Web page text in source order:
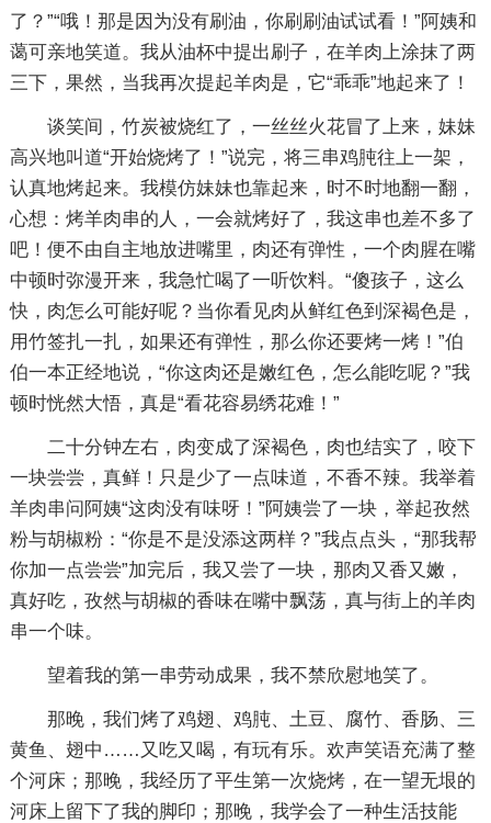
了？”“哦！那是因为没有刷油，你刷刷油试试看！”阿姨和
蔼可亲地笑道。我从油杯中提出刷子，在羊肉上涂抹了两
三下，果然，当我再次提起羊肉是，它“乖乖”地起来了！
谈笑间，竹炭被烧红了，一丝丝火花冒了上来，妹妹
高兴地叫道“开始烧烤了！”说完，将三串鸡肫往上一架，
认真地烤起来。我模仿妹妹也靠起来，时不时地翻一翻，
心想：烤羊肉串的人，一会就烤好了，我这串也差不多了
吧！便不由自主地放进嘴里，肉还有弹性，一个肉腥在嘴
中顿时弥漫开来，我急忙喝了一听饮料。“傻孩子，这么
快，肉怎么可能好呢？当你看见肉从鲜红色到深褐色是，
用竹签扎一扎，如果还有弹性，那么你还要烤一烤！”伯
伯一本正经地说，“你这肉还是嫩红色，怎么能吃呢？”我
顿时恍然大悟，真是“看花容易绣花难！”
二十分钟左右，肉变成了深褐色，肉也结实了，咬下
一块尝尝，真鲜！只是少了一点味道，不香不辣。我举着
羊肉串问阿姨“这肉没有味呀！”阿姨尝了一块，举起孜然
粉与胡椒粉：“你是不是没添这两样？”我点点头，“那我帮
你加一点尝尝”加完后，我又尝了一块，那肉又香又嫩，
真好吃，孜然与胡椒的香味在嘴中飘荡，真与街上的羊肉
串一个味。
望着我的第一串劳动成果，我不禁欣慰地笑了。
那晚，我们烤了鸡翅、鸡肫、土豆、腐竹、香肠、三
黄鱼、翅中……又吃又喝，有玩有乐。欢声笑语充满了整
个河床；那晚，我经历了平生第一次烧烤，在一望无垠的
河床上留下了我的脚印；那晚，我学会了一种生活技能